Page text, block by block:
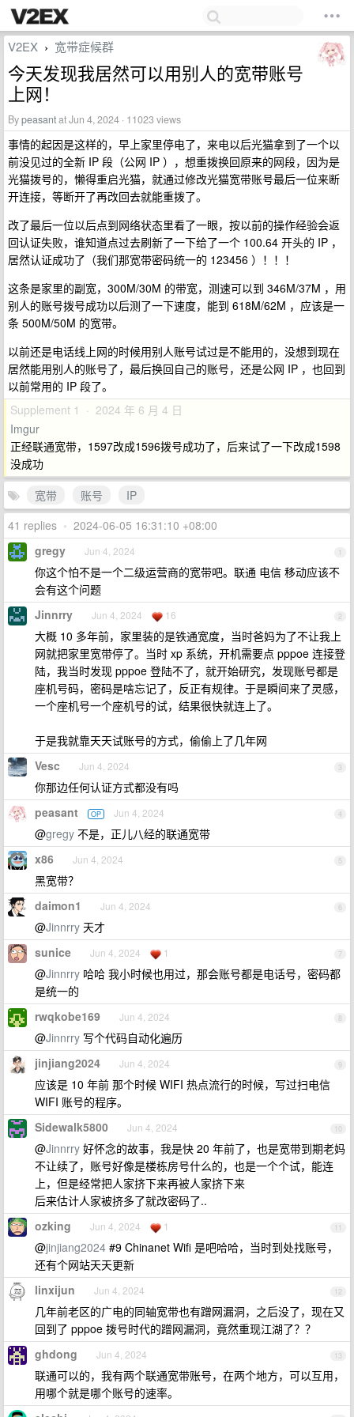
V2EX › 宽带症候群
今天发现我居然可以用别人的宽带账号
上网！
Bypeasantat Jun 4, 2024 · 11023 views
事情的起因是这样的，早上家里停电了，来电以后光猫拿到了一个以
前没见过的全新 IP 段（公网 IP ），想重拨换回原来的网段，因为是
光猫拨号的，懒得重启光猫，就通过修改光猫宽带账号最后一位来断
开连接，等断开了再改回去就能重拨了。
改了最后一位以后点到网络状态里看了一眼，按以前的操作经验会返
回认证失败，谁知道点过去刷新了一下给了一个 100.64 开头的 IP ，
居然认证成功了（我们那宽带密码统一的 123456 ）！！！
这条是家里的副宽，300M/30M 的带宽，测速可以到 346M/37M ，用
别人的账号拨号成功以后测了一下速度，能到 618M/62M ，应该是一
条 500M/50M 的宽带。
以前还是电话线上网的时候用别人账号试过是不能用的，没想到现在
居然能用别人的账号了，最后换回自己的账号，还是公网 IP ，也回到
以前常用的 IP 段了。
Supplement 1 · 2024 年 6 月 4 日
Imgur
正经联通宽带，1597改成1596拨号成功了，后来试了一下改成1598
没成功
宽带
账号
IP
41 replies • 2024-06-05 16:31:10 +08:00
1
gregy Jun 4, 2024
你这个怕不是一个二级运营商的宽带吧。联通 电信 移动应该不
会有这个问题
2
Jinnrry Jun 4, 2024 16
大概 10 多年前，家里装的是铁通宽度，当时爸妈为了不让我上
网就把家里宽带停了。当时 xp 系统，开机需要点 pppoe 连接登
陆，我当时发现 pppoe 登陆不了，就开始研究，发现账号都是
座机号码，密码是啥忘记了，反正有规律。于是瞬间来了灵感，
一个座机号一个座机号的试，结果很快就连上了。
于是我就靠天天试账号的方式，偷偷上了几年网
3
Vesc Jun 4, 2024
你那边任何认证方式都没有吗
4
peasant OP Jun 4, 2024
@gregy 不是，正儿八经的联通宽带
5
x86 Jun 4, 2024
黑宽带？
6
daimon1 Jun 4, 2024
@Jinnrry 天才
7
sunice Jun 4, 2024 1
@Jinnrry 哈哈 我小时候也用过，那会账号都是电话号，密码都
是统一的
8
rwqkobe169 Jun 4, 2024
@Jinnrry 写个代码自动化遍历
9
jinjiang2024 Jun 4, 2024
应该是 10 年前 那个时候 WIFI 热点流行的时候，写过扫电信
WIFI 账号的程序。
10
Sidewalk5800 Jun 4, 2024
@Jinnrry 好怀念的故事，我是快 20 年前了，也是宽带到期老妈
不让续了，账号好像是楼栋房号什么的，也是一个个试，能连
上，但是经常把人家挤下来再被人家挤下来
后来估计人家被挤多了就改密码了..
11
ozking Jun 4, 2024 1
@jinjiang2024 #9 Chinanet Wifi 是吧哈哈，当时到处找账号，
还有个网站天天更新
12
linxijun Jun 4, 2024
几年前老区的广电的同轴宽带也有蹭网漏洞，之后没了，现在又
回到了 pppoe 拨号时代的蹭网漏洞，竟然重现江湖了？？
13
ghdong Jun 4, 2024
联通可以的，我有两个联通宽带账号，在两个地方，可以互用，
用哪个就是哪个账号的速率。